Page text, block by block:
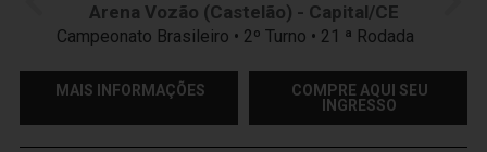
Arena Vozão (Castelão) - Capital/CE
Campeonato Brasileiro • 2º Turno • 21 ª Rodada
MAIS INFORMAÇÕES
COMPRE AQUI SEU
INGRESSO